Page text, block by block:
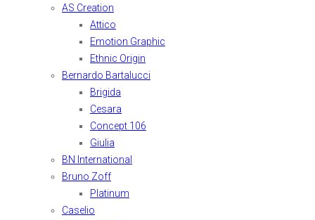
AS Creation
Attico
Emotion Graphic
Ethnic Origin
Bernardo Bartalucci
Brigida
Cesara
Concept 106
Giulia
BN International
Bruno Zoff
Platinum
Caselio